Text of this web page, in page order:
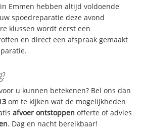
Emmen hebben altijd voldoende
spoedreparatie deze avond
klussen wordt eerst een
en direct een afspraak gemaakt
u kunnen betekenen? Bel ons dan
om te kijken wat de mogelijkheden
afvoer ontstoppen offerte of advies
. Dag en nacht bereikbaar!